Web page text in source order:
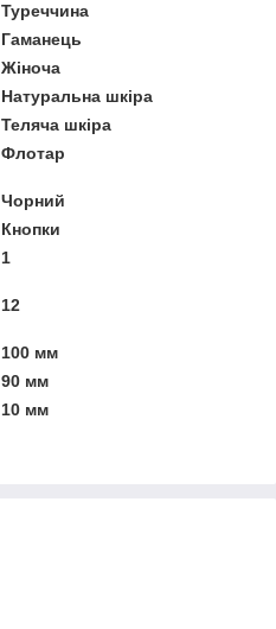
Туреччина
Гаманець
Жіноча
Натуральна шкіра
Теляча шкіра
Флотар
Чорний
Кнопки
1
12
100 мм
90 мм
10 мм